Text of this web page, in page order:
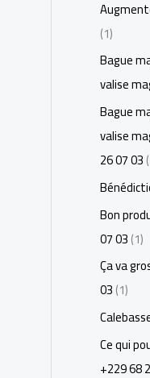
(1)
Bague
valise
Bague
valise
26 07 03
Bon
07 03(1)
Ça va
03(1)
Ce qui
+229 68